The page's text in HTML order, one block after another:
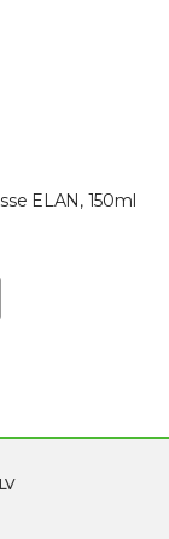
ELAN, 150ml